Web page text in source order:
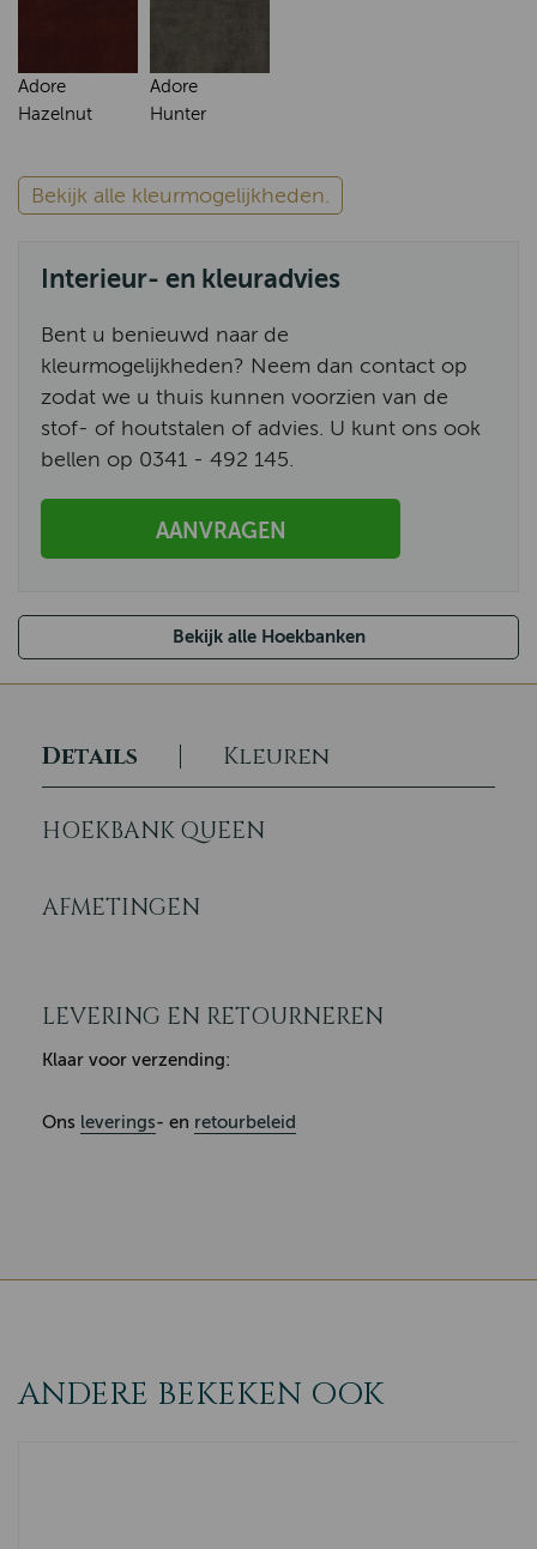
Adore
Hazelnut
Adore
Hunter
Bekijk alle kleurmogelijkheden.
Interieur- en kleuradvies
Bent u benieuwd naar de
kleurmogelijkheden? Neem dan contact op
zodat we u thuis kunnen voorzien van de
stof- of houtstalen of advies. U kunt ons ook
bellen op 0341 - 492 145.
AANVRAGEN
Bekijk alle Hoekbanken
Details Kleuren
HOEKBANK QUEEN
AFMETINGEN
LEVERING EN RETOURNEREN
Klaar voor verzending:
Ons leverings- en retourbeleid
ANDERE BEKEKEN OOK